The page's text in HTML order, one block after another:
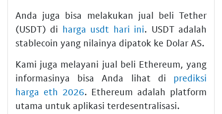
Anda juga bisa melakukan jual beli Tether
(USDT) di harga usdt hari ini. USDT adalah
stablecoin yang nilainya dipatok ke Dolar AS.
Kami juga melayani jual beli Ethereum, yang
informasinya bisa Anda lihat di prediksi
harga eth 2026. Ethereum adalah platform
utama untuk aplikasi terdesentralisasi.